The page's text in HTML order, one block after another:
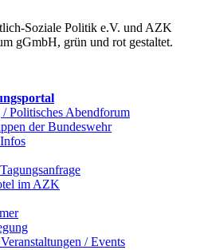
Politisches Abendforum
der Bundeswehr
im AZK
/ Events